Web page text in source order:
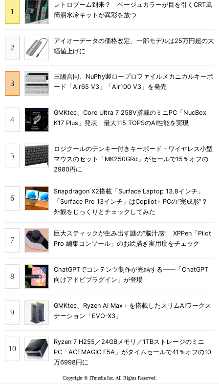
レトロブーム到来？ ベージュカラーが目を引くCRT風
簡易水冷キットが異彩を放つ
アイオーデータの価格改定、一部モデルは25万円超の大
幅値上げに
三陽合同、NuPhy製ロープロファイルメカニカルキーボ
ード「Air65 V3」「Air100 V3」を発売
GMKtec、Core Ultra 7 258V搭載のミニPC「NucBox
K17 Plus」発表 最大115 TOPSのAI性能を実現
ロジクールのテンキー付きキーボード・ワイヤレス小型
マウスのセット「MK250GRd」がセールで15％オフの
2980円に
Snapdragon X2搭載「Surface Laptop 13.8インチ」
「Surface Pro 13インチ」はCopilot+ PCの“完成形”？
外観をじっくりとチェックしてみた
巨大スティックが生み出す謎の“脳汁感” XPPen「Pilot
Pro 編集コンソール」のお絵描き実用度をチェック
ChatGPTでコンテンツ制作が完結する――「ChatGPT
向けアドビプラグイン」が登場
GMKtec、Ryzen AI Max＋を搭載したスリムAIワークス
テーション「EVO-X3」
Ryzen 7 H255／24GBメモリ／1TBストレージのミニ
PC「ACEMAGIC F5A」がタイムセールで41％オフの10
万6998円に
Copyright © ITmedia Inc. All Rights Reserved.